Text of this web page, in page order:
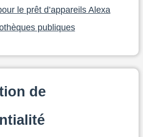
le prêt d’appareils Alexa
publiques
de